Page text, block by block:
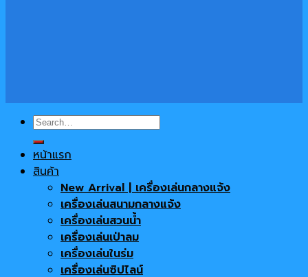
Search
for:
หน้าแรก
สินค้า
New Arrival | เครื่องเล่นกลางแจ้ง
เครื่องเล่นสนามกลางแจ้ง
เครื่องเล่นสวนน้ำ
เครื่องเล่นเป่าลม
เครื่องเล่นในร่ม
เครื่องเล่นซิปไลน์